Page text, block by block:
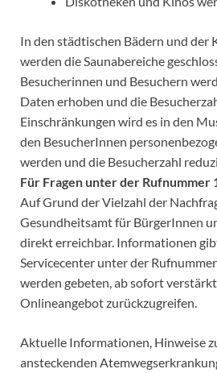
In den städtischen Bädern und der
werden die Saunabereiche
Besucherinnen und Besuchern
Daten erhoben und die
Einschränkungen wird es in den
den BesucherInnen
werden und die Besucherzahl
Für Fragen unter der Rufnummer
Auf Grund der Vielzahl der
Gesundheitsamt für BürgerInnen
direkt erreichbar. Informationen
Servicecenter unter der
werden gebeten, ab sofort
Onlineangebot zurückzugreifen.
Aktuelle Informationen, Hinweise
ansteckenden